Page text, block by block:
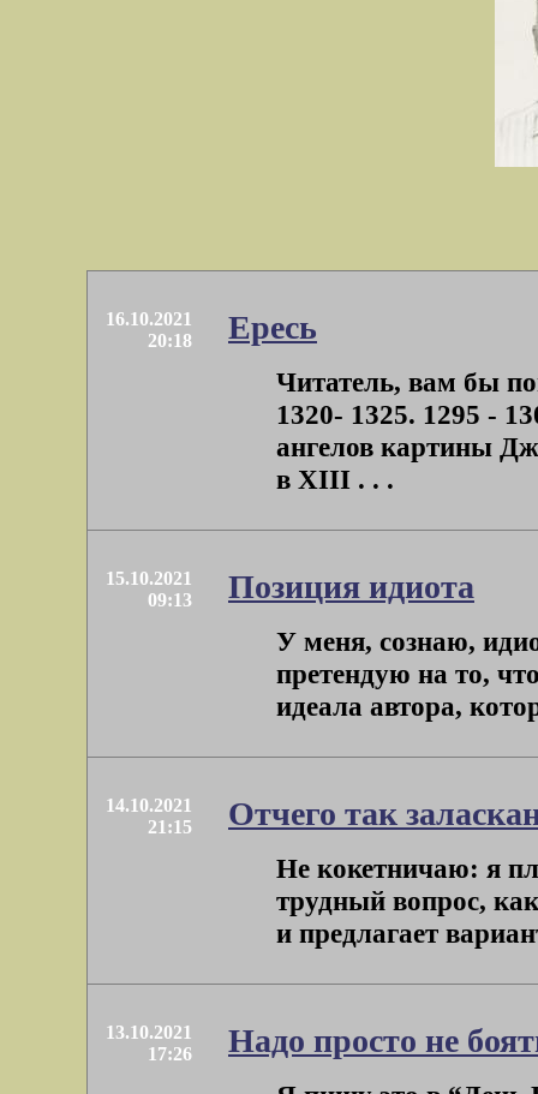
16.10.2021
20:18
Ересь
Читатель, вам бы
1320- 1325. 1295 -
ангелов картины
в XIII . . .
15.10.2021
09:13
Позиция идиота
У меня, сознаю,
претендую на то,
идеала автора,
14.10.2021
21:15
Отчего так
Не кокетничаю: я
трудный вопрос,
и предлагает
13.10.2021
17:26
Надо просто не